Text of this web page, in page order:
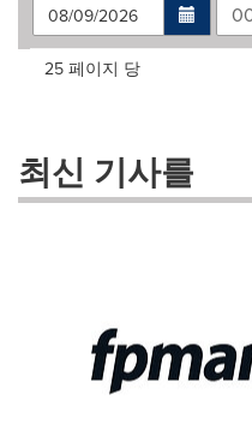
Making
these
dropdown
will
Items per page:
25 페이지 당
최신 기사를